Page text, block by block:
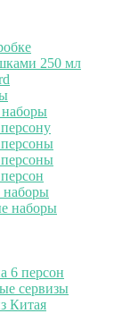
250 мл
наборы
6 персон
сервизы
Китая